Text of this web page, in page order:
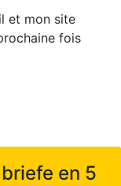
et mon site
fois
en 5